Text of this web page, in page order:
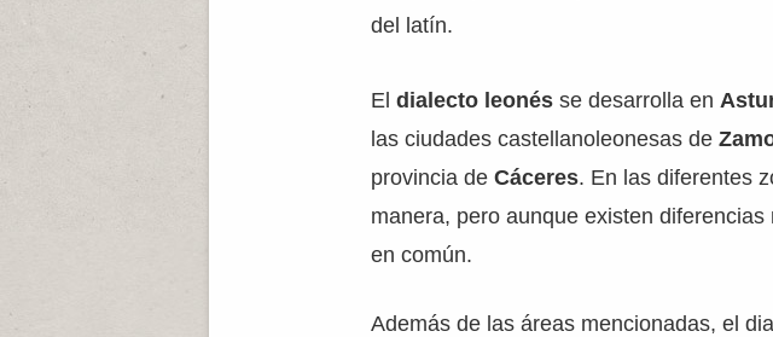
del latín.
Eldialecto leonésse desarrolla en
las ciudades castellanoleonesas de
provincia deCáceres. En las diferentes
manera, pero aunque existen
en común.
Además de las áreas mencionadas, el